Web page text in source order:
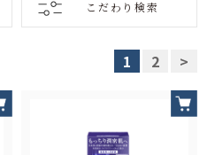
こだわり検索
1 2 >